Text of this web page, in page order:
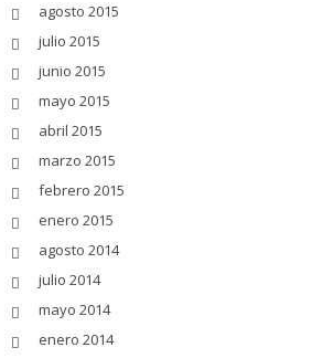
agosto 2015
julio 2015
junio 2015
mayo 2015
abril 2015
marzo 2015
febrero 2015
enero 2015
agosto 2014
julio 2014
mayo 2014
enero 2014